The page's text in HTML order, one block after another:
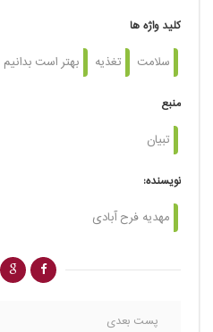
کلید واژه ها
سلامت تغذیه بهتر است بدانیم
منبع
تبیان
نویسنده:
مهدیه فرح آبادی
پست بعدی